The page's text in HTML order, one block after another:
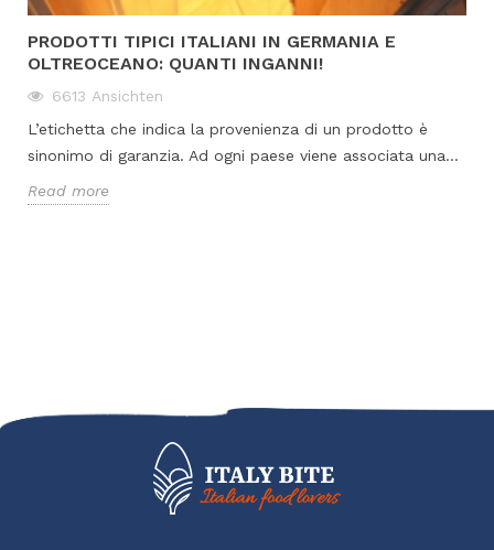
PRODOTTI TIPICI ITALIANI IN GERMANIA E
OLTREOCEANO: QUANTI INGANNI!
6613 Ansichten
L’etichetta che indica la provenienza di un prodotto è
sinonimo di garanzia. Ad ogni paese viene associata una...
Read more